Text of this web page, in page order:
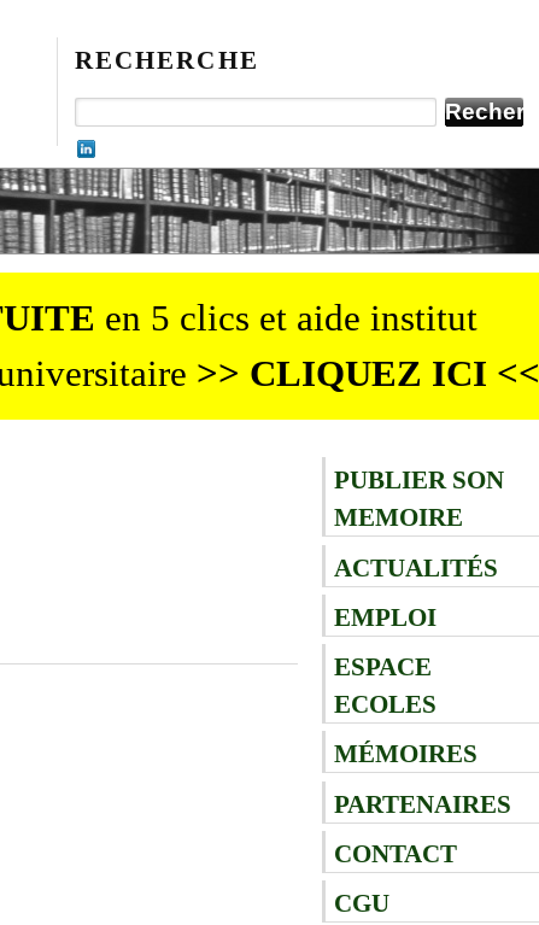
RECHERCHE
en 5 clics et aide institut
>> CLIQUEZ ICI <<
PUBLIER SON
MEMOIRE
ACTUALITÉS
EMPLOI
ESPACE
ECOLES
MÉMOIRES
PARTENAIRES
CONTACT
CGU